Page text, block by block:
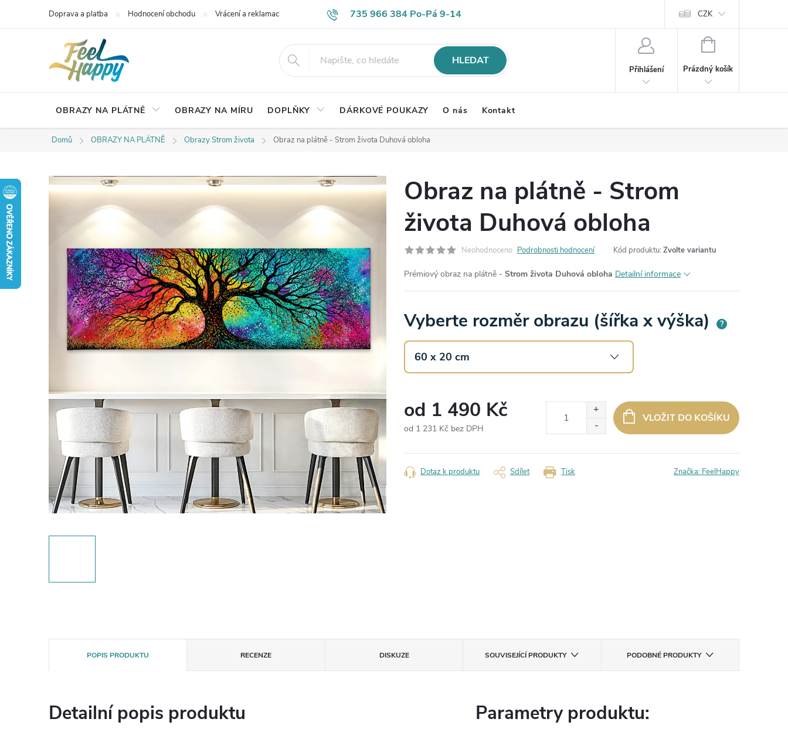
735 966 384 Po-Pá 9-14
Doprava a platba Hodnocení obchodu Vrácení a reklamace Časté otázky Obch. podmínky Ochrana os. údajů Kontakt
CZK
HLEDAT
Přihlášení
NÁKUPNÍ
Prázdný košík
OBRAZY NA PLÁTNĚ OBRAZY NA MÍRU DOPLŇKY DÁRKOVÉ POUKAZY O nás Kontakt
Domů OBRAZY NA PLÁTNĚ Obrazy Strom života Obraz na plátně - Strom života Duhová obloha
Obraz na plátně - Strom
života Duhová obloha
Neohodnoceno Podrobnosti hodnocení Kód produktu: Zvolte variantu
Prémiový obraz na plátně - Strom života Duhová obloha Detailní informace
Vyberte rozměr obrazu (šířka x výška) ?
od 1 490 Kč
od 1 231 Kč bez DPH
cena:
VLOŽIT DO KOŠÍKU
Tisk
Dotaz k produktu Sdílet Značka: FeelHappy
POPIS PRODUKTU RECENZE DISKUZE SOUVISEJÍCÍ PRODUKTY PODOBNÉ PRODUKTY
Detailní popis produktu Parametry produktu: